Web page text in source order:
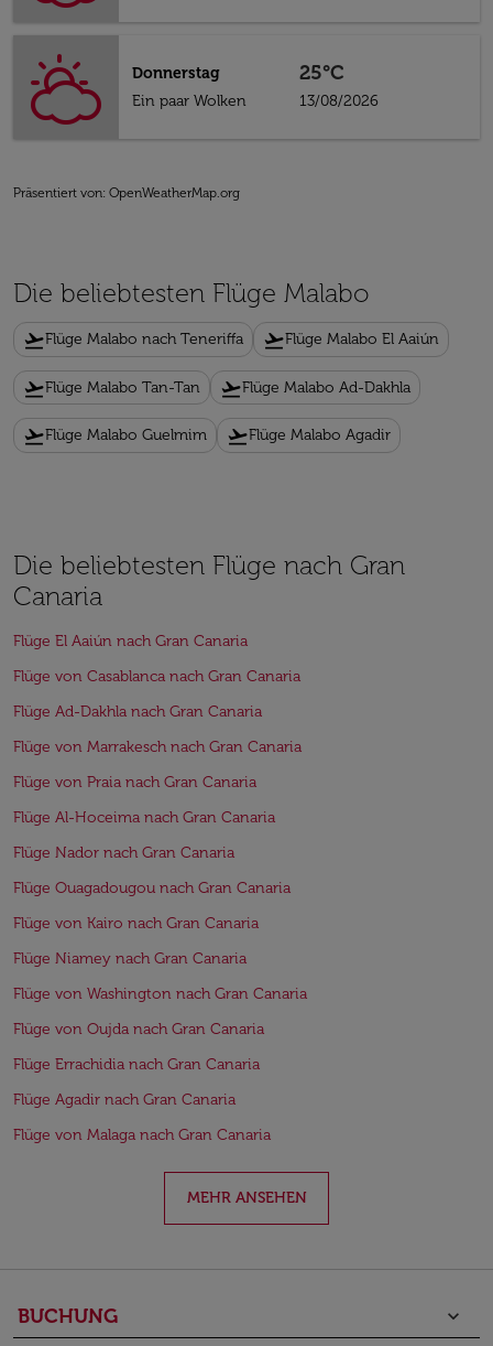
Donnerstag
Ein paar Wolken
25°C
13/08/2026
Präsentiert von: OpenWeatherMap.org
Die beliebtesten Flüge Malabo
flight_takeoffFlüge Malabo nach Teneriffa flight_takeoffFlüge Malabo El Aaiún
flight_takeoffFlüge Malabo Tan-Tan flight_takeoffFlüge Malabo Ad-Dakhla
flight_takeoffFlüge Malabo Guelmim flight_takeoffFlüge Malabo Agadir
Die beliebtesten Flüge nach Gran
Canaria
Flüge El Aaiún nach Gran Canaria
Flüge von Casablanca nach Gran Canaria
Flüge Ad-Dakhla nach Gran Canaria
Flüge von Marrakesch nach Gran Canaria
Flüge von Praia nach Gran Canaria
Flüge Al-Hoceima nach Gran Canaria
Flüge Nador nach Gran Canaria
Flüge Ouagadougou nach Gran Canaria
Flüge von Kairo nach Gran Canaria
Flüge Niamey nach Gran Canaria
Flüge von Washington nach Gran Canaria
Flüge von Oujda nach Gran Canaria
Flüge Errachidia nach Gran Canaria
Flüge Agadir nach Gran Canaria
Flüge von Malaga nach Gran Canaria
MEHR ANSEHEN
BUCHUNG keyboard_arrow_down